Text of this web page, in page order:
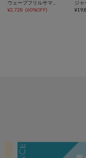
¥2,728 (60%OFF)
¥